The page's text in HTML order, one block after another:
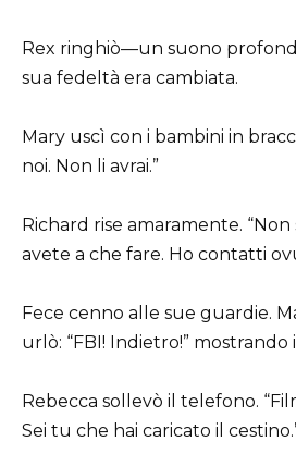
Rex ringhiò—un suono
sua fedeltà era cambiata.
Mary uscì con i bambini in
noi. Non li avrai.”
Richard rise amaramente.
avete a che fare. Ho contatti
Fece cenno alle sue guardie.
urlò: “FBI! Indietro!” mostrando
Rebecca sollevò il telefono.
Sei tu che hai caricato il